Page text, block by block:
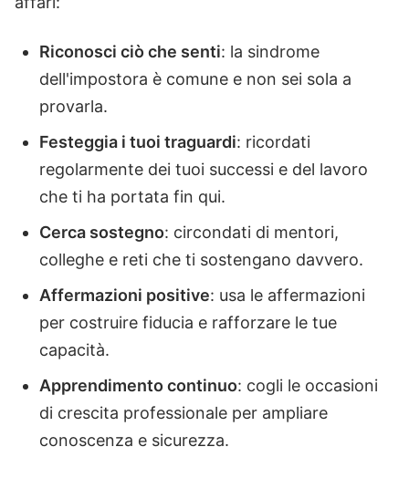
Riconosci ciò che senti: la sindrome
dell'impostora è comune e non sei sola a
provarla.
Festeggia i tuoi traguardi: ricordati
regolarmente dei tuoi successi e del lavoro
che ti ha portata fin qui.
Cerca sostegno: circondati di mentori,
colleghe e reti che ti sostengano davvero.
Affermazioni positive: usa le affermazioni
per costruire fiducia e rafforzare le tue
capacità.
Apprendimento continuo: cogli le occasioni
di crescita professionale per ampliare
conoscenza e sicurezza.